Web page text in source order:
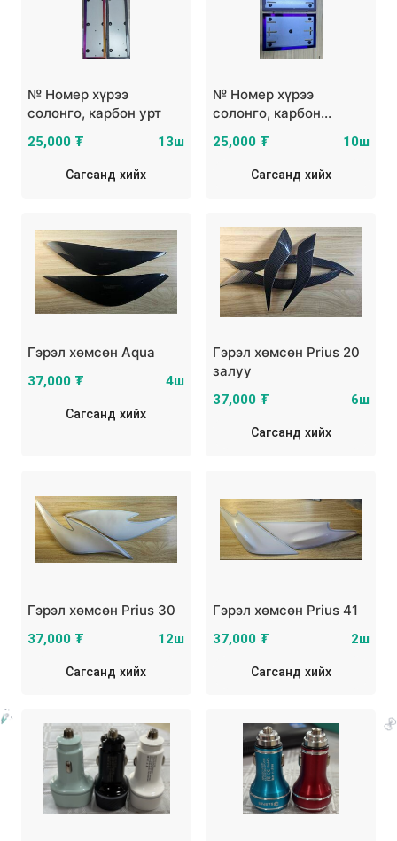
№ Номер хүрээ
солонго, карбон урт
25,000 ₮ 13ш
Сагсанд хийх
№ Номер хүрээ
солонго, карбон
25,000 ₮ 10ш
Сагсанд хийх
Гэрэл хөмсөн Aqua
37,000 ₮ 4ш
Сагсанд хийх
Гэрэл хөмсөн Prius 20
залуу
37,000 ₮ 6ш
Сагсанд хийх
Гэрэл хөмсөн Prius 30
37,000 ₮ 12ш
Сагсанд хийх
Гэрэл хөмсөн Prius 41
37,000 ₮ 2ш
Сагсанд хийх